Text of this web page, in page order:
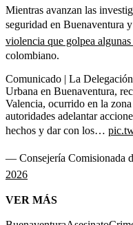
Mientras avanzan las
seguridad en Buenaventura y
violencia que golpea
colombiano.
Comunicado | La
Urbana en Buenaventura,
Valencia, ocurrido en la
autoridades adelantar
hechos y dar con los…
— Consejería Comisionada
2026
VER MÁS